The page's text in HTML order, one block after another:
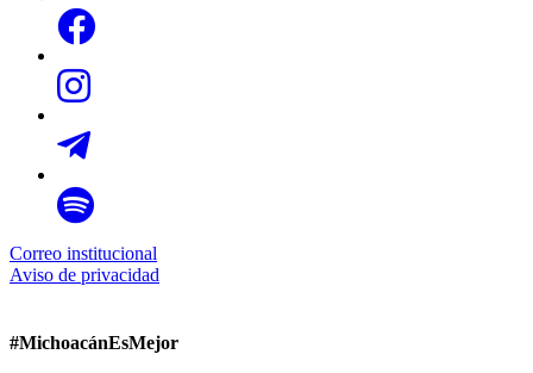
Correo institucional
Aviso de privacidad
#MichoacánEsMejor